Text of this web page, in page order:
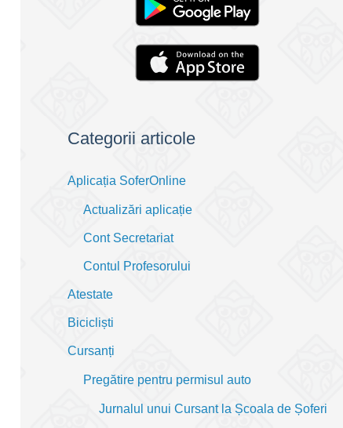
Categorii articole
Aplicația SoferOnline
Actualizări aplicație
Cont Secretariat
Contul Profesorului
Atestate
Bicicliști
Cursanți
Pregătire pentru permisul auto
Jurnalul unui Cursant la Școala de Șoferi